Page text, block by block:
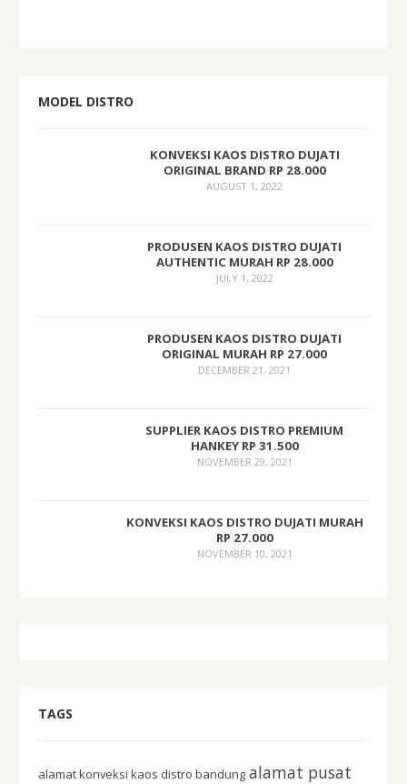
MODEL DISTRO
KONVEKSI KAOS DISTRO DUJATI
ORIGINAL BRAND RP 28.000
AUGUST 1, 2022
PRODUSEN KAOS DISTRO DUJATI
AUTHENTIC MURAH RP 28.000
JULY 1, 2022
PRODUSEN KAOS DISTRO DUJATI
ORIGINAL MURAH RP 27.000
DECEMBER 21, 2021
SUPPLIER KAOS DISTRO PREMIUM
HANKEY RP 31.500
NOVEMBER 29, 2021
KONVEKSI KAOS DISTRO DUJATI MURAH
RP 27.000
NOVEMBER 10, 2021
TAGS
alamat konveksi kaos distro bandung alamat pusat